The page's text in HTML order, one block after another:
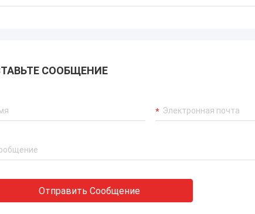
СООБЩЕНИЕ
Отправить Сообщение